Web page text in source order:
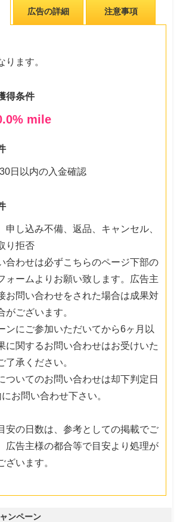
広告の詳細 注意事項
ります。
得条件
% mile
日以内の入金確認
申し込み不備、返品、キャンセル、
り拒否
合わせは必ずこちらのページ下部の
ォームよりお願い致します。広告主
お問い合わせをされた場合は成果対
がございます。
ンにご参加いただいてから6ヶ月以
に関するお問い合わせはお受けいた
了承ください。
ついてのお問い合わせは却下判定日
お問い合わせ下さい。
安の日数は、参考としての掲載でご
広告主様の都合等で目安より処理が
ざいます。
ンペーン